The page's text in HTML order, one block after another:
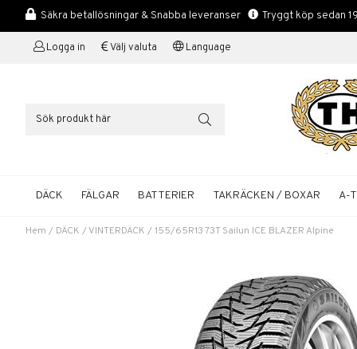
Säkra betallösningar & Snabba leveranser Tryggt köp sedan
Logga in Välj valuta Language
DÄCK FÄLGAR BATTERIER TAKRÄCKEN / BOXAR A-
Hem / DÄCK /VINTERDÄCK /155/65R13 73T Sailun ICE BLAZER Alpine